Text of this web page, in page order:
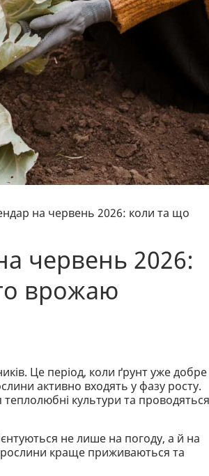
на червень 2026: коли та що
червень 2026:
врожаю
Це період, коли ґрунт уже добре
активно входять у фазу росту.
культури та проводяться
не лише на погоду, а й на
рослини краще приживаються та